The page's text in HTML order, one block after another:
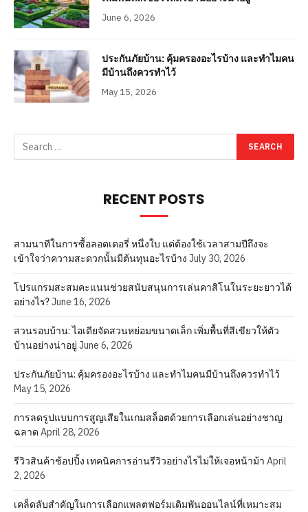
June 6, 2026
ประกันภัยบ้าน: คุ้มครองอะไรบ้าง และทำไมคน
มีบ้านถึงควรทำไว้
May 15, 2026
RECENT POSTS
สามนาทีในการซื้อลอตเตอรี่ หนึ่งใบ แต่ต้องใช้เวลาสามปีถึงจะ
เข้าใจว่าความสะดวกนั้นมีต้นทุนอะไรบ้าง July 30, 2026
โปรแกรมสะสมคะแนนช่วยสนับสนุนการเล่นคาสิโนในระยะยาวได้
อย่างไร?June 16, 2026
สวนรอบบ้าน: ไอเดียจัดสวนหย่อมขนาดเล็ก เพิ่มพื้นที่สีเขียวให้ตัว
บ้านอย่างน่าอยู่ June 6, 2026
ประกันภัยบ้าน: คุ้มครองอะไรบ้าง และทำไมคนมีบ้านถึงควรทำไว้
May 15, 2026
การลดรูปแบบการสูญเสียในเกมสล็อตด้วยการเลือกเล่นอย่างชาญ
ฉลาด April 28, 2026
รีวิวสินค้าช้อปปิ้ง เทคนิคการอ่านรีวิวอย่างไรไม่ให้เจอหน้าม้า April
2, 2026
เคล็ดลับสำคัญในการเลือกแพลตฟอร์มเดิมพันออนไลน์ที่เหมาะสม